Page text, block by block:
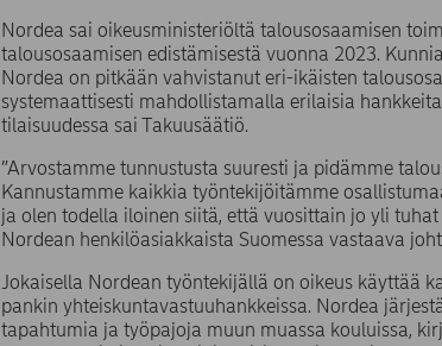
Nordea sai oikeusministeriöltä talousosaamisen
talousosaamisen edistämisestä vuonna 2023.
Nordea on pitkään vahvistanut eri-ikäisten
systemaattisesti mahdollistamalla erilaisia
tilaisuudessa sai Takuusäätiö.
”Arvostamme tunnustusta suuresti ja pidämme
Kannustamme kaikkia työntekijöitämme
ja olen todella iloinen siitä, että vuosittain jo yli
Nordean henkilöasiakkaista Suomessa vastaava
Jokaisella Nordean työntekijällä on oikeus käyttää
pankin yhteiskuntavastuuhankkeissa. Nordea
tapahtumia ja työpajoja muun muassa kouluissa,